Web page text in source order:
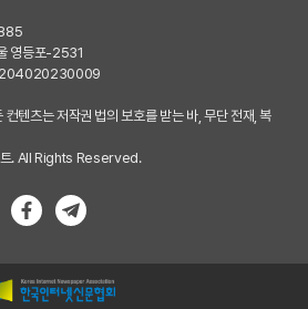
영등포-2531
텐츠는 저작권 법의 보호를 받는 바, 무단 전재, 복
. All Rights Reserved.